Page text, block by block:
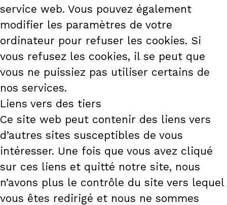
service web. Vous pouvez également
modifier les paramètres de votre
ordinateur pour refuser les cookies. Si
vous refusez les cookies, il se peut que
vous ne puissiez pas utiliser certains de
nos services.
Liens vers des tiers
Ce site web peut contenir des liens vers
d’autres sites susceptibles de vous
intéresser. Une fois que vous avez cliqué
sur ces liens et quitté notre site, nous
n’avons plus le contrôle du site vers lequel
vous êtes redirigé et nous ne sommes